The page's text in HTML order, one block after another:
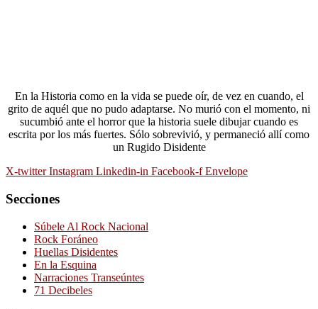
En la Historia como en la vida se puede oír, de vez en cuando, el
grito de aquél que no pudo adaptarse. No murió con el momento, ni
sucumbió ante el horror que la historia suele dibujar cuando es
escrita por los más fuertes. Sólo sobrevivió, y permaneció allí como
un Rugido Disidente
X-twitter Instagram Linkedin-in Facebook-f Envelope
Secciones
Súbele Al Rock Nacional
Rock Foráneo
Huellas Disidentes
En la Esquina
Narraciones Transeúntes
71 Decibeles